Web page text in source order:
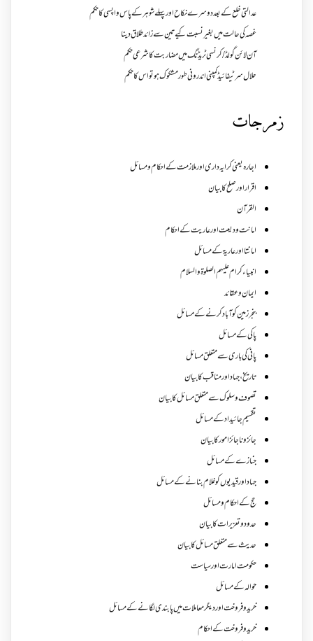
عدالتی خلع کے بعد دوسرے نکاح اور پہلے شوہر کے پاس واپسی کا حکم
غصہ کی حالت میں بغیر نسبت کیے تین سے زائد طلاق دینا
آن لائن گولڈ /کرنسی ٹریڈنگ میں مضاربت کا شرعی حکم
حلال سرٹیفائیڈ کمپنی اندرونی طور مشکوک ہو تو اس کا حکم
زمرجات
اجارہ یعنی کرایہ داری اور ملازمت کے احکام و مسائل
اقرار اور صلح کا بیان
القرآن
امانت ودیعت اورعاریت کے احکام
امانتا اور عاریة کے مسائل
انبیاء کرام علیہم الصلوۃ والسلام
ایمان وعقائد
بنجر زمین کو آباد کرنے کے مسائل
پاکی کے مسائل
پانی کی باری سے متعلق مسائل
تاریخ،جہاد اور مناقب کا بیان
تصوف و سلوک سے متعلق مسائل کا بیان
تقسیم جائیداد کے مسائل
جائز و ناجائزامور کا بیان
جنازے کےمسائل
جہاد اور قیدیوں کو غلام بنانے کے مسائل
حج کے احکام ومسائل
حدود و تعزیرات کا بیان
حدیث سے متعلق مسائل کا بیان
حکومت امارت اور سیاست
حوالہ کے مسائل
خرید و فروخت اور دیگر معاملات میں پابندی لگانے کے مسائل
خرید و فروخت کے احکام